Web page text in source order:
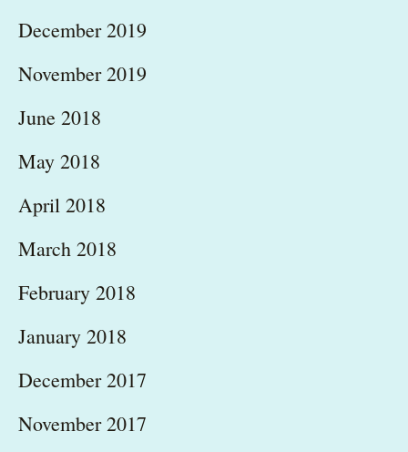
December 2019
November 2019
June 2018
May 2018
April 2018
March 2018
February 2018
January 2018
December 2017
November 2017